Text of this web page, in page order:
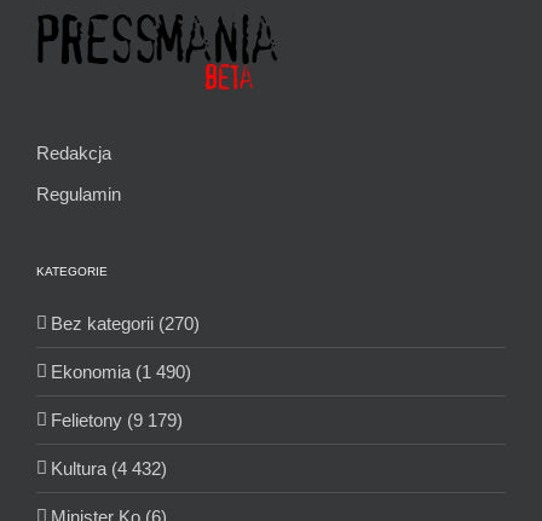
Redakcja
Regulamin
KATEGORIE
Bez kategorii (270)
Ekonomia (1 490)
Felietony (9 179)
Kultura (4 432)